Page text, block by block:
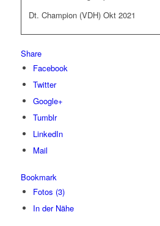
Dt. Champion (VDH) Okt 2021
Share
Facebook
Twitter
Google+
Tumblr
LinkedIn
Mail
Bookmark
Fotos (3)
In der Nähe